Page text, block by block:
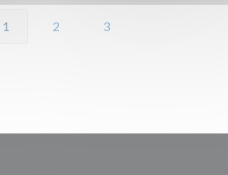
1 2 3